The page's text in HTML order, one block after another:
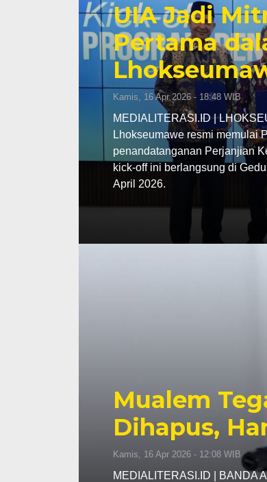
UIA Jadi
Pertama
Kamis, 16 Apr 2026 - 18:48 WIB
MEDIALITERASI.ID |
Lhokseumawe resmi memulai
penandatanganan Perjanjian
kick-off ini berlangsung di
April 2026.
Mualem
Dihapus,
Kamis, 16 Apr 2026 - 12:08 WIB
MEDIALITERASI.ID | BANDA